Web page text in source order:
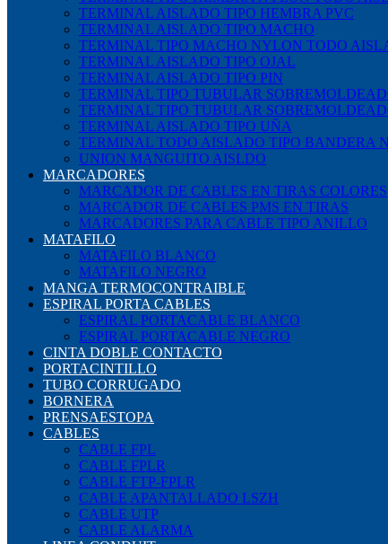
TERMINAL AISLADO TIPO HEMBRA PVC
TERMINAL AISLADO TIPO MACHO
TERMINAL TIPO MACHO NYLON TODO
TERMINAL AISLADO TIPO OJAL
TERMINAL AISLADO TIPO PIN
TERMINAL TIPO TUBULAR
TERMINAL TIPO TUBULAR
TERMINAL AISLADO TIPO UÑA
TERMINAL TODO AISLADO TIPO BANDERA
UNION MANGUITO AISLDO
MARCADORES
MARCADOR DE CABLES EN TIRAS COLORES
MARCADOR DE CABLES PMS EN TIRAS
MARCADORES PARA CABLE TIPO ANILLO
MATAFILO
MATAFILO BLANCO
MATAFILO NEGRO
MANGA TERMOCONTRAIBLE
ESPIRAL PORTA CABLES
ESPIRAL PORTACABLE BLANCO
ESPIRAL PORTACABLE NEGRO
CINTA DOBLE CONTACTO
PORTACINTILLO
TUBO CORRUGADO
BORNERA
PRENSAESTOPA
CABLES
CABLE FPL
CABLE FPLR
CABLE FTP-FPLR
CABLE APANTALLADO LSZH
CABLE UTP
CABLE ALARMA